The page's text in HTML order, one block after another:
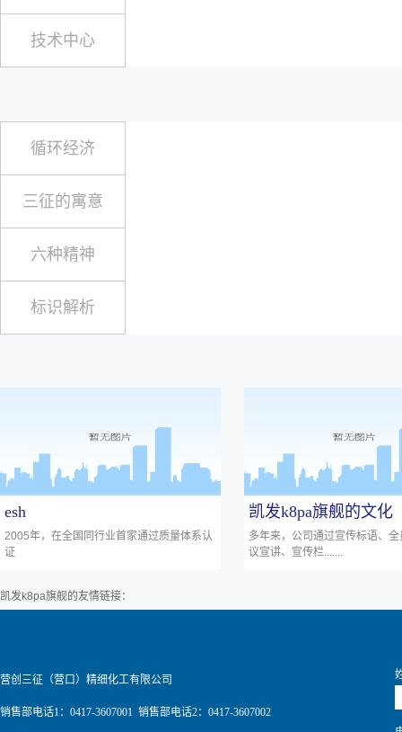
技术中心
循环经济
三征的寓意
六种精神
标识解析
esh
2005年，在全国同行业首家通过质量体系认
证
凯发k8pa旗舰的文化
多年来，公司通过宣传标语、
议宣讲、宣传栏.......
凯发k8pa旗舰的友情链接：
营创三征（营口）精细化工有限公司
销售部电话1：0417-3607001 销售部电话2：0417-3607002